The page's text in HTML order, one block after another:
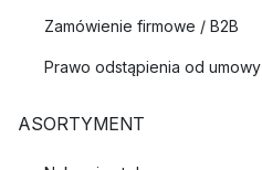
Zamówienie firmowe / B2B
Prawo odstąpienia od umowy
ASORTYMENT